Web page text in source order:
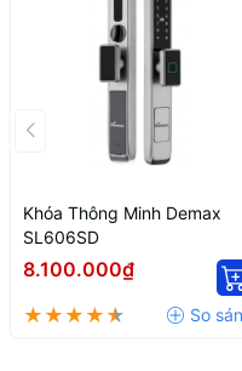
Khóa Thông Minh Demax
SL606SD
8.100.000₫